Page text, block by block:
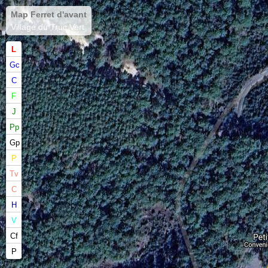
Map Ferret d'avant
Village du Truc Vert
L
Gc
C
F
J
Pp
Gp
P
Tv
C
H
V
Cf
P